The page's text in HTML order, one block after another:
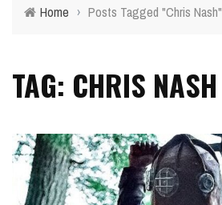
Home › Posts Tagged "Chris Nash"
TAG: CHRIS NASH